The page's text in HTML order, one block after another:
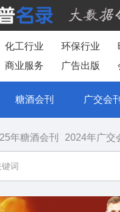
化工行业 环保行业
商业服务 广告出版
糖酒会刊 广交会刊
年糖酒会刊 2024年广交